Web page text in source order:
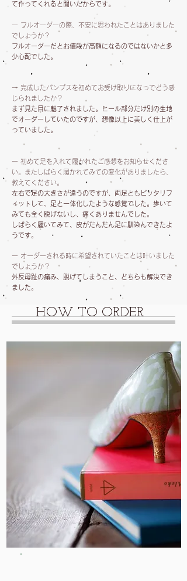
て作ってくれると聞いたからです。
ー フルオーダーの際、不安に思われたことはありました
でしょうか？
フルオーダーだとお値段が高額になるのではないかと多
少心配でした。
ー 完成したパンプスを初めてお受け取りになってどう感
じられましたか？
まず見た目に魅了されました。ヒール部分だけ別の生地
でオーダーしていたのですが、想像以上に美しく仕上が
っていました。
ー 初めて足を入れて履かれたご感想をお知らせくださ
い。またしばらく履かれてみての変化がありましたら、
教えてください。
左右で足の大きさが違うのですが、両足ともピッタリフ
ィットして、足と一体化したような感覚でした。歩いて
みても全く脱げないし、痛くありませんでした。
しばらく履いてみて、皮がだんだん足に馴染んできたよ
うです。
ー オーダーされる時に希望されていたことは叶いました
でしょうか？
外反母趾の痛み、脱げてしまうこと、どちらも解決でき
ました。
HOW TO ORDER